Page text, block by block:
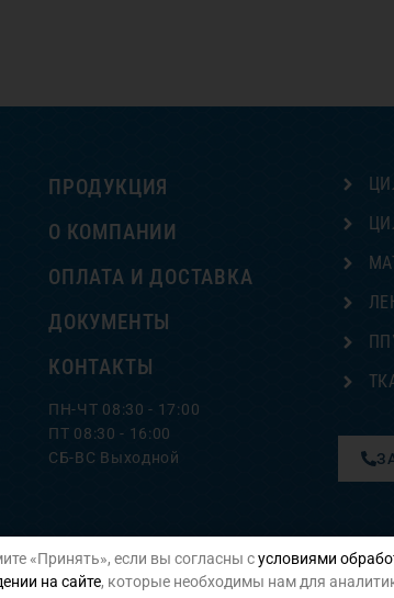
ПРОДУКЦИЯ
О КОМПАНИИ
ОПЛАТА И ДОСТАВКА
ДОКУМЕНТЫ
КОНТАКТЫ
ПН-ЧТ 08:30 - 17:00
ПТ 08:30 - 16:00
СБ-ВС Выходной
Политика
«Принять», если вы согласны сусловиями
на сайте, которые необходимы нам для